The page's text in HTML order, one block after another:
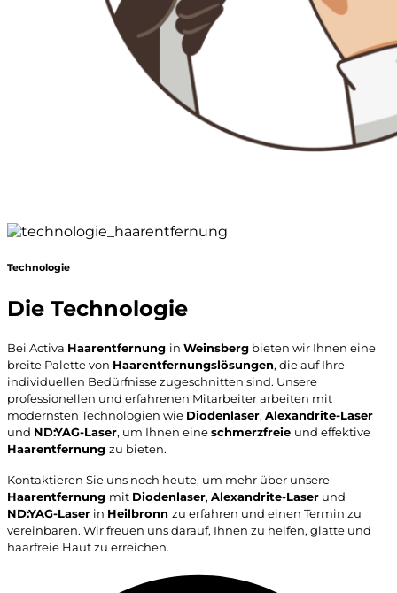
Technologie
Die Technologie
Bei Activa Haarentfernung in Weinsberg bieten wir Ihnen eine
breite Palette von Haarentfernungslösungen, die auf Ihre
individuellen Bedürfnisse zugeschnitten sind. Unsere
professionellen und erfahrenen Mitarbeiter arbeiten mit
modernsten Technologien wie Diodenlaser, Alexandrite-Laser
und ND:YAG-Laser, um Ihnen eineschmerzfreie und effektive
Haarentfernung zu bieten.
Kontaktieren Sie uns noch heute, um mehr über unsere
Haarentfernung mit Diodenlaser, Alexandrite-Laser und
ND:YAG-Laser in Heilbronn zu erfahren und einen Termin zu
vereinbaren. Wir freuen uns darauf, Ihnen zu helfen, glatte und
haarfreie Haut zu erreichen.